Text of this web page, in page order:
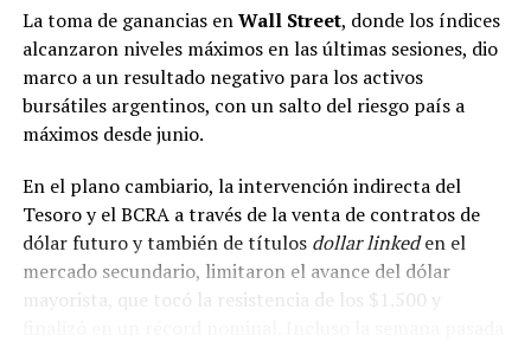
El rendimiento del bono del Tesoro a 10 años y la política
monetaria de la Reserva Federal condicionan la evolución
La toma de ganancias enWall Street, donde los índices
alcanzaron niveles máximos en las últimas sesiones, dio
marco a un resultado negativo para los activos
bursátiles argentinos, con un salto del riesgo país a
máximos desde junio.
En el plano cambiario, la intervención indirecta del
Tesoro y el BCRA a través de la venta de contratos de
dólar futuro y también de títulosdollar linkeden el
mercado secundario, limitaron el avance del dólar
mayorista, que tocó la resistencia de los $1.500 y